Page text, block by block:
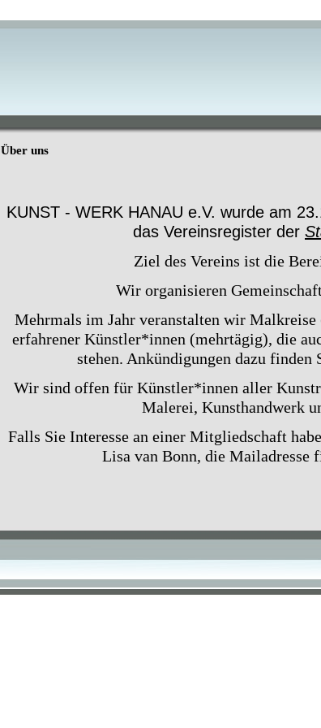
Über uns
KUNST - WERK HANAU e.V. wurde am
das Vereinsregister der
Ziel des Vereins ist die
Wir organisieren
Mehrmals im Jahr veranstalten wir
erfahrener Künstler*innen (mehrtägig), die
stehen. Ankündigungen dazu finden
Wir sind offen für Künstler*innen aller
Malerei, Kunsthandwerk
Falls Sie Interesse an einer Mitgliedschaft
Lisa van Bonn, die Mailadresse